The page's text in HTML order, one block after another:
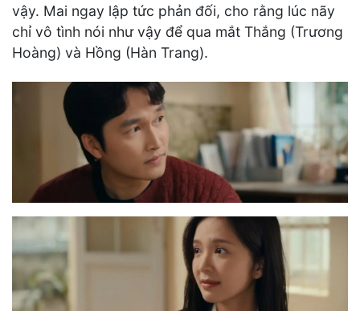
vậy. Mai ngay lập tức phản đối, cho rằng lúc nãy
chỉ vô tình nói như vậy để qua mắt Thắng (Trương
Hoàng) và Hồng (Hàn Trang).